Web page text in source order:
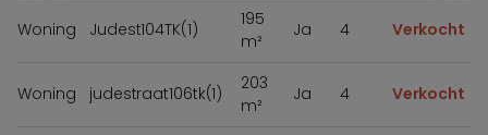
Woning Judest104TK(1)
195
m²
Ja 4 Verkocht
Woning judestraat106tk(1)
203
m²
Ja 4 Verkocht